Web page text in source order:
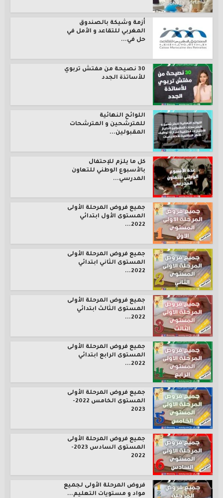
أزمة وشيكة بالصندوق
المغربي للتقاعد و الأمل في
حل في...
30 نصيحة من مفتش تربوي
للأساتذة الجدد
اللوائح النهائية
للمترشحين و المترشحات
المقبولين...
كل ما يلزم للإحتفال
بالأسبوع الوطني للتعاون
المدرسي...
جميع فروض المرحلة الأولى
المستوى الأول ابتدائي
2022...
جميع فروض المرحلة الأولى
المستوى الثاني ابتدائي
2022...
جميع فروض المرحلة الأولى
المستوى الثالث ابتدائي
2022...
جميع فروض المرحلة الأولى
المستوى الرابع ابتدائي
2022...
جميع فروض المرحلة الأولى
المستوى الخامس 2022-
2023
جميع فروض المرحلة الأولى
المستوى السادس 2023-
2022
فروض المرحلة الأولى لجميع
مواد و مستويات التعليم...